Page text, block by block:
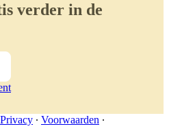
verder in de
Privacy ∙ Voorwaarden ∙